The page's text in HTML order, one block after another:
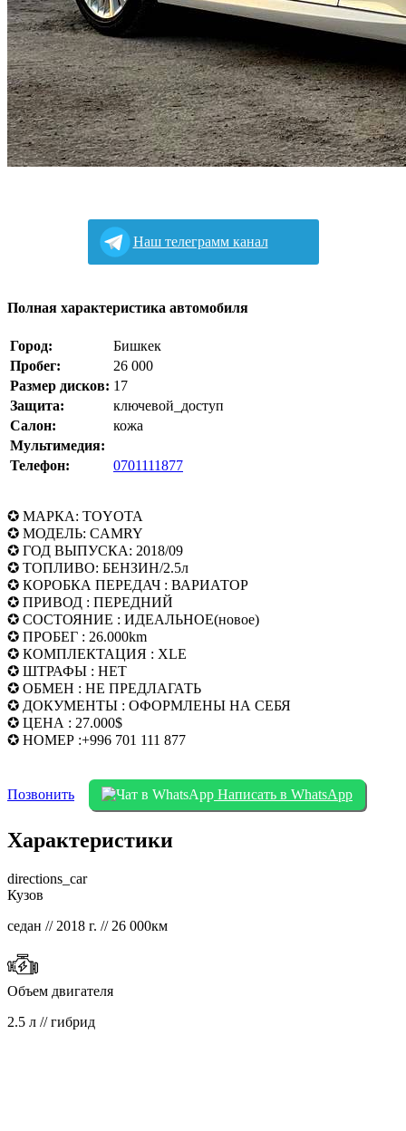
Наш телеграмм канал
Полная характеристика автомобиля
Город:
Бишкек
Пробег:
26 000
Размер дисков: 17
Защита:
ключевой_доступ
Салон:
кожа
Мультимедия:
Телефон:
0701111877
✪ МАРКА: TOYOTA
✪ МОДЕЛЬ: CAMRY
✪ ГОД ВЫПУСКА: 2018/09
✪ ТОПЛИВО: БЕНЗИН/2.5л
✪ КОРОБКА ПЕРЕДАЧ : ВАРИАТОР
✪ ПРИВОД : ПЕРЕДНИЙ
✪ СОСТОЯНИЕ : ИДЕАЛЬНОЕ(новое)
✪ ПРОБЕГ : 26.000km
✪ КОМПЛЕКТАЦИЯ : XLE
✪ ШТРАФЫ : НЕТ
✪ ОБМЕН : НЕ ПРЕДЛАГАТЬ
✪ ДОКУМЕНТЫ : ОФОРМЛЕНЫ НА СЕБЯ
✪ ЦЕНА : 27.000$
✪ НОМЕР :+996 701 111 877
Позвонить Написать в WhatsApp
Характеристики
directions_car
Кузов
седан // 2018 г. // 26 000км
Объем двигателя
2.5 л // гибрид